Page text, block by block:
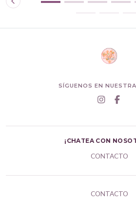
SÍGUENOS EN
¡CHATEA CON
CONTACTO
CONTACTO